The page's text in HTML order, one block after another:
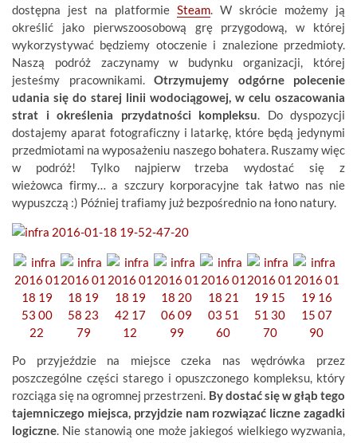
dostępna jest na platformie Steam. W skrócie możemy ją
określić jako pierwszoosobową grę przygodową, w której
wykorzystywać będziemy otoczenie i znalezione przedmioty.
Naszą podróż zaczynamy w budynku organizacji, której
jesteśmy pracownikami. Otrzymujemy odgórne polecenie
udania się do starej linii wodociągowej, w celu oszacowania
strat i określenia przydatności kompleksu. Do dyspozycji
dostajemy aparat fotograficzny i latarkę, które będą jedynymi
przedmiotami na wyposażeniu naszego bohatera. Ruszamy więc
w podróż! Tylko najpierw trzeba wydostać się z
wieżowca firmy… a szczury korporacyjne tak łatwo nas nie
wypuszczą :) Później trafiamy już bezpośrednio na łono natury.
Po przyjeździe na miejsce czeka nas wędrówka przez
poszczególne części starego i opuszczonego kompleksu, który
rozciąga się na ogromnej przestrzeni. By dostać się w głąb tego
tajemniczego miejsca, przyjdzie nam rozwiązać liczne zagadki
logiczne. Nie stanowią one może jakiegoś wielkiego wyzwania,